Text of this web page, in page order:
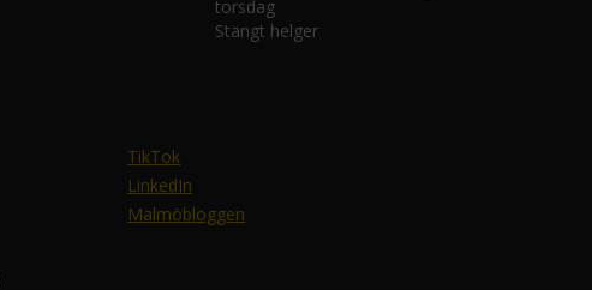
torsdag
Stängt helger
TikTok
LinkedIn
Malmöbloggen